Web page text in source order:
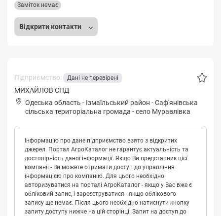
Відкрити контакти
Заміток немає
Підприємство: Дані не перевірені
МИХАЙЛОВ СПД
Одеська область - Ізмаїльський район -Сaф'янівськa
сільська територіальна громада -село Муравлівка
Інформацію про дане підприємство взято з відкритих
джерел. Портал АгроКаталог не гарантує актуальність та
достовірність даної інформації. Якщо Ви представник цієї
компанії - Ви можете отримати доступ до управління
інформацією про компанію. Для цього необхідно
авторизуватися на порталі АгроКаталог - якщо у Вас вже є
обліковий запис, і зареєструватися - якщо облікового
запису ще немає. Після цього необхідно натиснути кнопку
запиту доступу нижче на цій сторінці. Запит на доступ до